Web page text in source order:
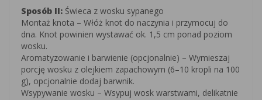
Sposób II: Świeca z wosku sypanego
Montaż knota – Włóż knot do naczynia i przymocuj do
dna. Knot powinien wystawać ok. 1,5 cm ponad poziom
wosku.
Aromatyzowanie i barwienie (opcjonalnie) – Wymieszaj
porcję wosku z olejkiem zapachowym (6–10 kropli na 100
g), opcjonalnie dodaj barwnik.
Wsypywanie wosku – Wsypuj wosk warstwami, delikatnie